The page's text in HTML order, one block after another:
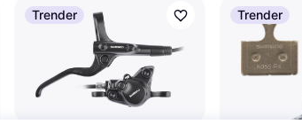
Trender Trender